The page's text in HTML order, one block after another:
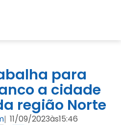
para
a cidade
região Norte
| 11/09/2023às15:46